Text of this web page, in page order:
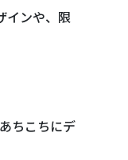
インや、限
ちこちにデ